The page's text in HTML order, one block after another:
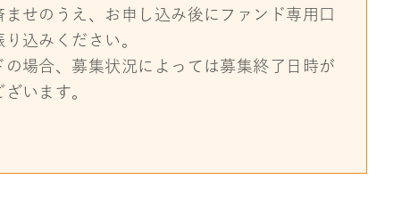
ませのうえ、お申し込み後にファンド専用口
込みください。
の場合、募集状況によっては募集終了日時が
います。